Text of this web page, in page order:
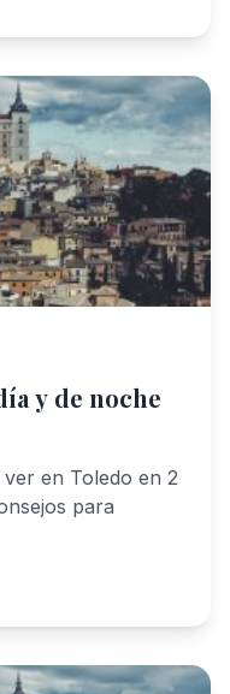
y de noche
ver en Toledo en 2
para